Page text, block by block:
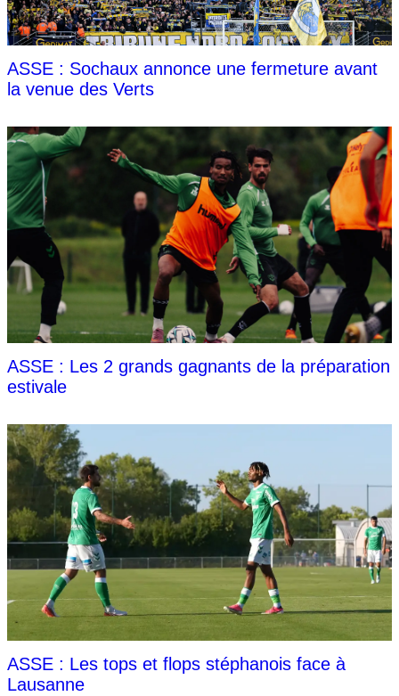
ASSE : Sochaux annonce une fermeture avant
la venue des Verts
ASSE : Les 2 grands gagnants de la préparation
estivale
ASSE : Les tops et flops stéphanois face à
Lausanne